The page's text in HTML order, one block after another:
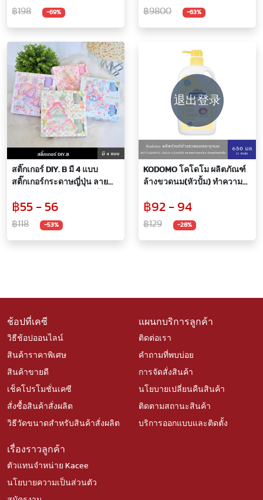
คู่หูที่ดีสำหรับการเล่นในน้ำ
และทรายขนาดที่เหมาะสมถือ
฿198 -69% ฿9800 -63%
สติ๊กเกอร์ DIY. B มี 4 แบบ
สติ๊กเกอร์กระดาษญี่ปุ่น ลาย
บันทึก แก้ว กระบอกน้ำ หรือ
ตามพื้นผิวเรียบ ๆ จำนวน 6
แผ่น พร้อมเทปสติ๊กเกอร์ 8 ชิ้น
฿55 - 56
฿118 -53%
退出登录
KODOMO โคโดโม ผลิตภัณฑ์
ล้างขวดนม(หัวปั้ม) ทำความ
ปลอดภัยต่อเด็ก 650 มล.
฿92 - 94
฿129 -28%
ช้อปที่เคซี
วิธีช้อปออนไลน์
สินค้าราคาพิเศษ
สินค้าขายดี
เช็คโปรโมชั่นเคซี
สั่งซื้อสินค้าสั่งผลิต
วิธีวัดขนาดสำหรับสินค้าสั่งผลิต
แผนกบริการลูกค้า
ติดต่อเรา
คำถามที่พบบ่อย
การจัดสั่งสินค้า
นโยบายเปลี่ยนคืนสินค้า
ติดตามสถานะสินค้า
บริการออกแบบและติดตั้ง
เรื่องราวลูกค้า
ตัวแทนจำหน่าย Kacee
นโยบายความเป็นส่วนตัว